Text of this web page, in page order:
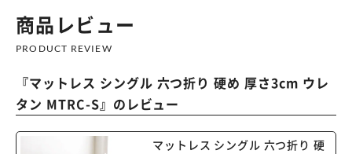
商品レビュー
PRODUCT REVIEW
『マットレス シングル 六つ折り 硬め 厚さ3cm ウレ
タン MTRC-S』のレビュー
マットレス シングル 六つ折り 硬